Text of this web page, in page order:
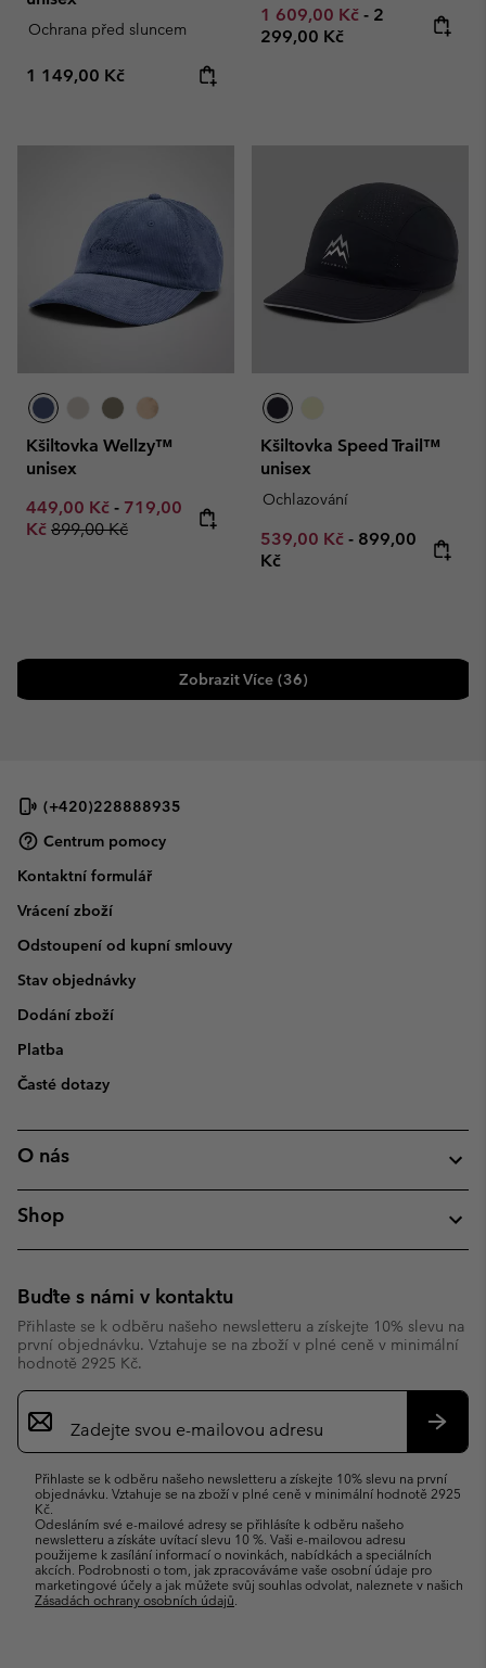
Ochrana před sluncem
Regular price:
1 149,00 Kč
Minimum sale price:
1 609,00 Kč - Maximum
2
299,00 Kč
Kšiltovka Wellzy™
unisex
Minimum sale price:
449,00 Kč - Maximum sale price:
719,00
Kč Regular price:
899,00 Kč
Kšiltovka Speed Trail™
unisex
Ochlazování
Minimum sale price:
539,00 Kč - Maximum
899,00
Kč
Zobrazit Více (36)
(+420)228888935
Centrum pomocy
Kontaktní formulář
Vrácení zboží
Odstoupení od kupní smlouvy
Stav objednávky
Dodání zboží
Platba
Časté dotazy
O nás
Shop
Buďte s námi v kontaktu
Přihlaste se k odběru našeho newsletteru a získejte 10% slevu na
první objednávku. Vztahuje se na zboží v plné ceně v minimální
hodnotě 2925 Kč.
Přihlášení
odběru
mailů
Přihlaste se k odběru našeho newsletteru a získejte 10% slevu na první
objednávku. Vztahuje se na zboží v plné ceně v minimální hodnotě 2925
Kč.
Odesláním své e-mailové adresy se přihlásíte k odběru našeho
newsletteru a získáte uvítací slevu 10 %. Vaši e-mailovou adresu
použijeme k zasílání informací o novinkách, nabídkách a speciálních
akcích. Podrobnosti o tom, jak zpracováváme vaše osobní údaje pro
marketingové účely a jak můžete svůj souhlas odvolat, naleznete v našich
Zásadách ochrany osobních údajů